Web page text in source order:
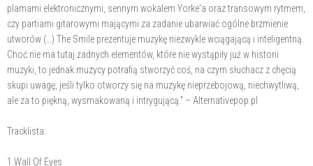
plamami elektronicznymi, sennym wokalem Yorke'a oraz transowym rytmem,
czy partiami gitarowymi mającymi za zadanie ubarwiać ogólne brzmienie
utworów (…) The Smile prezentuje muzykę niezwykle wciągającą i inteligentną.
Choć nie ma tutaj żadnych elementów, które nie wystąpiły już w historii
muzyki, to jednak muzycy potrafią stworzyć coś, na czym słuchacz z chęcią
skupi uwagę, jeśli tylko otworzy się na muzykę nieprzebojową, niechwytliwą,
ale za to piękną, wysmakowaną i intrygującą.” – Alternativepop.pl
Tracklista:
1.Wall Of Eyes